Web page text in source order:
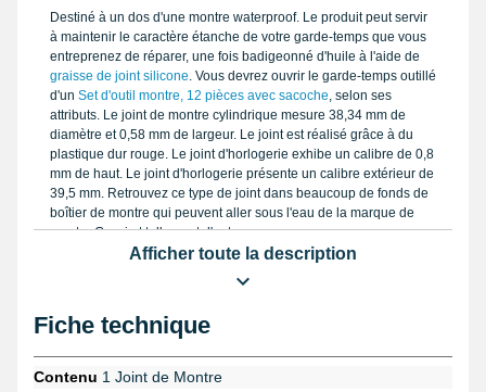
Destiné à un dos d'une montre waterproof. Le produit peut servir
à maintenir le caractère étanche de votre garde-temps que vous
entreprenez de réparer, une fois badigeonné d'huile à l'aide de
graisse de joint silicone. Vous devrez ouvrir le garde-temps outillé
d'un Set d'outil montre, 12 pièces avec sacoche, selon ses
attributs. Le joint de montre cylindrique mesure 38,34 mm de
diamètre et 0,58 mm de largeur. Le joint est réalisé grâce à du
plastique dur rouge. Le joint d'horlogerie exhibe un calibre de 0,8
mm de haut. Le joint d'horlogerie présente un calibre extérieur de
39,5 mm. Retrouvez ce type de joint dans beaucoup de fonds de
boîtier de montre qui peuvent aller sous l'eau de la marque de
montre Gucci et tellement d'autres.
Afficher toute la description
Fiche technique
Contenu 1 Joint de Montre